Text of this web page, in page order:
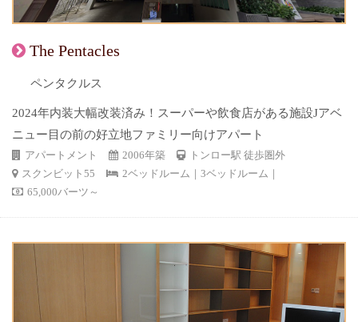
The Pentacles
ペンタクルス
2024年内装大幅改装済み！スーパーや飲食店がある施設Jアベ
ニュー目の前の好立地ファミリー向けアパート
アパートメント 2006年築
トンロー駅 徒歩圏外
スクンビット55
2ベッドルーム｜3ベッドルーム｜
65,000バーツ～